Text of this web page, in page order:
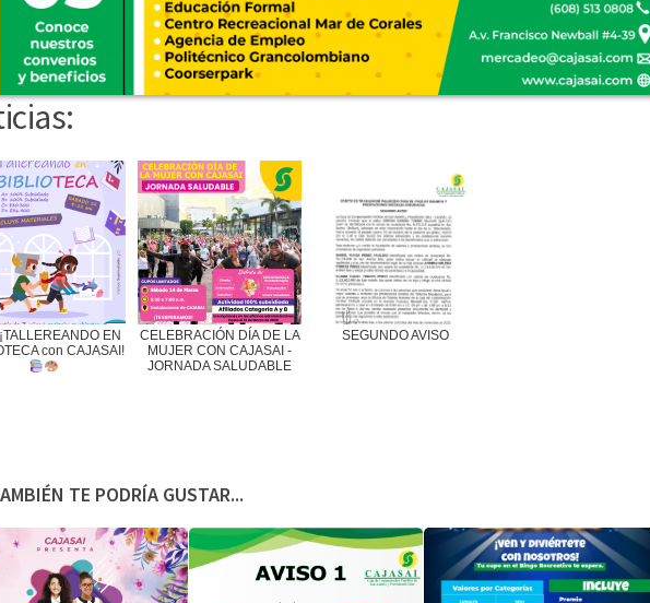
¡TALLEREANDO EN
con CAJASAI!
CELEBRACIÓN DÍA DE LA
MUJER CON CAJASAI -
JORNADA SALUDABLE
SEGUNDO AVISO
TE PODRÍA GUSTAR...